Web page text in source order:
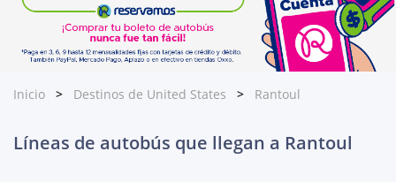
Inicio Destinos de United States Rantoul
Líneas de autobús que llegan a Rantoul